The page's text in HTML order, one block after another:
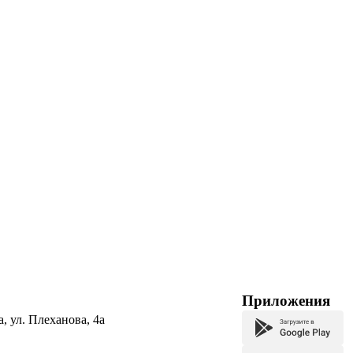
ул. Плеханова, 4а
Приложения